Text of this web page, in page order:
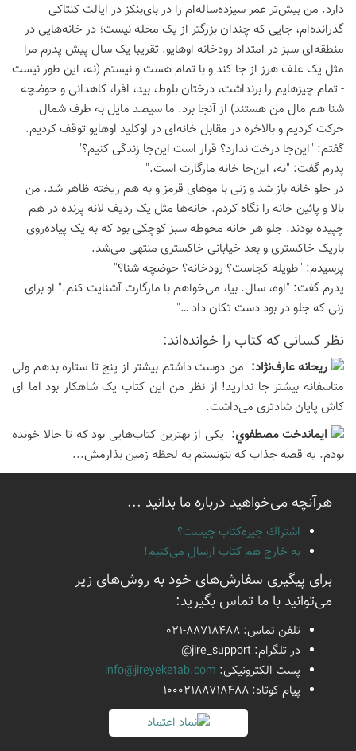
دارد. من بیش‌تر عمر سیزده‌ساله‌ام را در بای‌بنکز در ایالت کنتاکی
گذرانده‌ام، جایی که چندان بزرگتر از یک محله نیست؛ در خانه‌هایی در
منطقه‌ای سبز در امتداد رودخانه اوهایو. تقریبا یک سال پیش پدرم مرا
مثل یک علف هرز از جا کند و با تمام هست و نیستم (نه، این طور نیست
- تمام چیزهایم را برنداشت، درختان بلوط، بید، افرا، کاهدانی و حوضچه
شنا هم مال من هستند) از آنجا برد. ما سیصد مایل به طرف شمال
حرکت کردیم و بالاخره در مقابل خانه‌ای در اوکلید اوهایو توقف کردیم.
گفتم: "این‌جا درخت ندارد؟ قرار است این‌جا زندگی کنیم؟"
پدرم گفت: "نه، این‌جا خانه مارگارت است."
در جلو خانه باز شد و زنی با موهای قرمز و به هم ریخته ظاهر شد. من
بالا و پائین خانه را نگاه کردم. خانه‌ها مثل یک ردیف لانه پرنده در هم
چپیده بودند. جلو هر خانه محوطه سبز کوچکی بود که به یک پیاده‌روی
باریک خاکستری و بعد خیابانی خاکستری منتهی می‌شد.
پرسیدم: "طویله کجاست؟ رودخانه؟ حوضچه شنا؟"
پدرم گفت: "اوه، سال. بیا، می‌خواهم با مارگارت آشنایت کنم." او برای
زنی که جلو در بود دست تکان داد …"
نظر كسانی كه كتاب را خوانده‌اند:
ريحانه عارف‌نژاد: من دوست داشتم بیشتر از پنج تا ستاره بدهم ولی
متاسفانه بیشتر جا ندارید! از نظر من این کتاب یک شاهکار بود اما ای
کاش پایان شادتری می‌داشت.
ايماندخت مصطفوي: یکی از بهترین کتاب‌هایی بود که تا حالا خونده
بودم. یه قصه جذاب که نتونستم یه لحظه زمین بذارمش...
هرآنچه می‌خواهید درباره ما بدانید ...
اشتراك جيره‌كتاب چيست؟
به خارج هم كتاب ارسال می‌كنیم!
برای پیگیری سفارش‌های خود به روش‌های زیر
می‌توانید با ما تماس بگیرید:
تلفن تماس: 021-88718488
در تلگرام: @jire_support
پست الكترونیكی: info@jireyeketab.com
پیام كوتاه: 10002188718488